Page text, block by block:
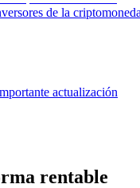
de la
actualización
rentable